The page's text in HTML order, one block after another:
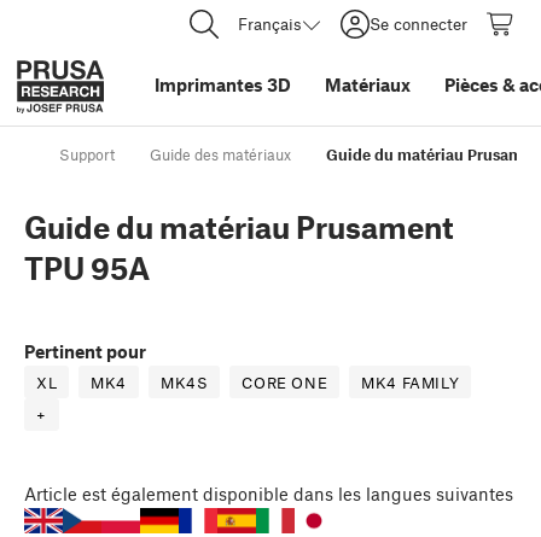
Français Se connecter
Imprimantes 3D Matériaux Pièces &
Support Guide des matériaux Guide du matériau
Guide du matériau Prusament
TPU 95A
Pertinent pour
XL MK4 MK4S CORE ONE
MK4 FAMILY
+
Article est également disponible dans les langues suivantes